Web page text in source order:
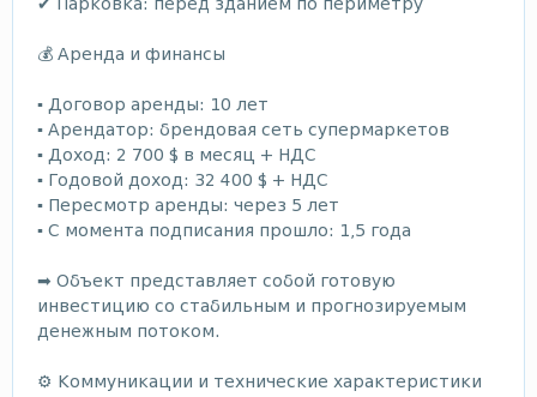
✔ Парковка: перед зданием по периметру
💰 Аренда и финансы
▪ Договор аренды: 10 лет
▪ Арендатор: брендовая сеть супермаркетов
▪ Доход: 2 700 $ в месяц + НДС
▪ Годовой доход: 32 400 $ + НДС
▪ Пересмотр аренды: через 5 лет
▪ С момента подписания прошло: 1,5 года
➡ Объект представляет собой готовую
инвестицию со стабильным и прогнозируемым
денежным потоком.
⚙️ Коммуникации и технические характеристики